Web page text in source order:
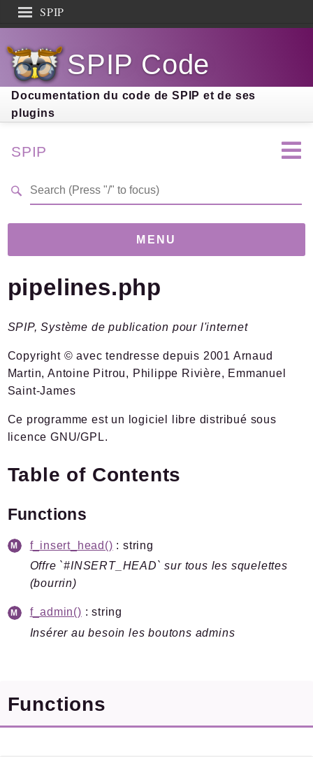
SPIP
Documentation
Contribution
Entraide
Découverte
SPIP Code
Documentation du code de SPIP et de ses
plugins
SPIP
MENU
Version 5.0.0-beta(399297d)
Documentation
Forge
Développement
Spip
Afficher
Chiffrer
Compilateur
Cron
Documents
Texte
pipelines.php
SPIP, Système de publication pour l'internet
Copyright © avec tendresse depuis 2001 Arnaud
Martin, Antoine Pitrou, Philippe Rivière, Emmanuel
Saint-James
Ce programme est un logiciel libre distribué sous
licence GNU/GPL.
Table of Contents
Functions
f_insert_head() : string
Offre `#INSERT_HEAD` sur tous les squelettes
(bourrin)
f_admin() : string
Insérer au besoin les boutons admins
Functions
Search results